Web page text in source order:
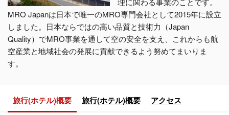
お受取り方法について
取消手数料について
プライバシーポリシー
ご旅行条件書 会社概要 採用情報
観光庁長官登録旅行業第555号
日本旅行業協会正会員
MRO Japanは日本で唯一のMRO専門会社として2015年に設立
しました。日本ならではの高い品質と技術力（Japan
Quality）でMRO事業を通して空の安全を支え、これからも航
空産業と地域社会の発展に貢献できるよう努めてまいりま
す。
旅行(ホテル)概要 旅行(ホテル)概要 アクセス